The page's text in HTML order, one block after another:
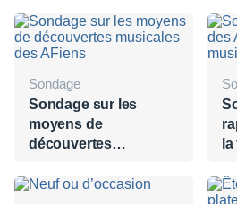
AFiens·iennes
Sondage
Sondage sur les
moyens de
découvertes